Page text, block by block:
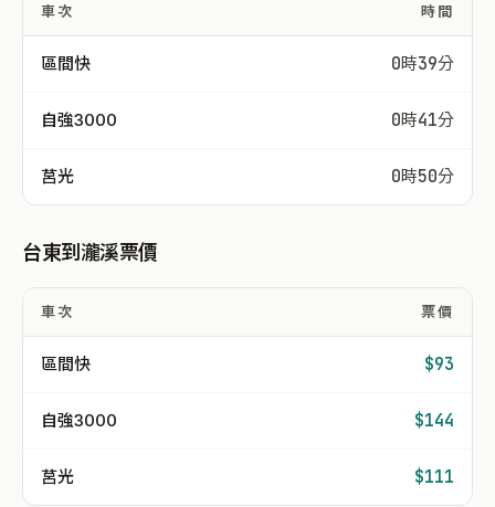
車次 時間
區間快 0時39分
自強3000 0時41分
莒光 0時50分
台東到瀧溪票價
車次 票價
區間快 $93
自強3000 $144
莒光 $111